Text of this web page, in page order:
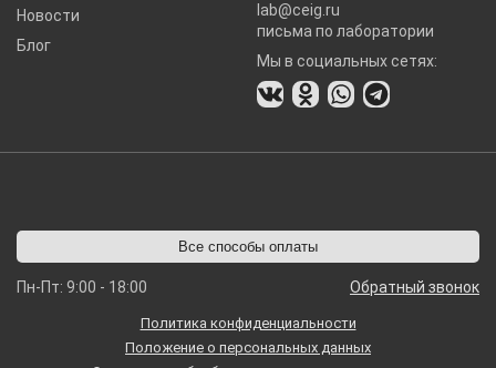
Новости
Блог
lab@ceig.ru
письма по лаборатории
Мы в социальных сетях:
Все способы оплаты
Пн-Пт: 9:00 - 18:00 Обратный звонок
Политика конфиденциальности
Положение о персональных данных